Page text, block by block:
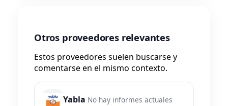
Otros proveedores relevantes
Estos proveedores suelen buscarse y
comentarse en el mismo contexto.
Yabla No hay informes actuales